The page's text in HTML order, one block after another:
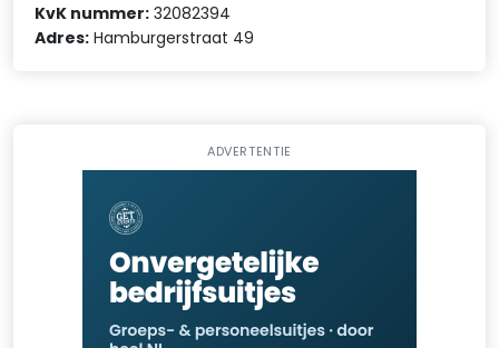
KvK nummer: 32082394
Adres: Hamburgerstraat 49
ADVERTENTIE